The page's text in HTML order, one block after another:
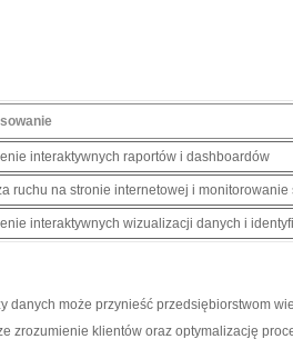
interaktywnych raportów i dashboardów
ruchu na stronie internetowej i
interaktywnych wizualizacji danych‌ i
danych może przynieść przedsiębiorstwom‌
zrozumienie klientów oraz optymalizację